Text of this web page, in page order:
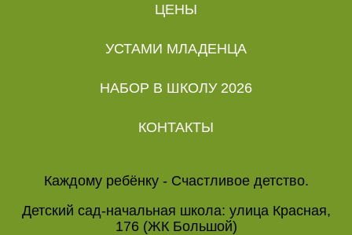
ЦЕНЫ
УСТАМИ МЛАДЕНЦА
НАБОР В ШКОЛУ 2026
КОНТАКТЫ
Каждому ребёнку - Счастливое детство.
Детский сад-начальная школа: улица Красная,
176 (ЖК Большой)